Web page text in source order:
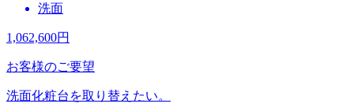
洗面
1,062,600円
お客様のご要望
洗面化粧台を取り替えたい。